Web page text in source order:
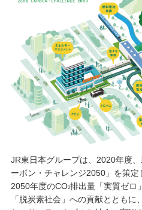
JR東日本グループは、2020年度
ーボン・チャレンジ2050」を策定
2050年度のCO2排出量「実質ゼロ
「脱炭素社会」への貢献ととも